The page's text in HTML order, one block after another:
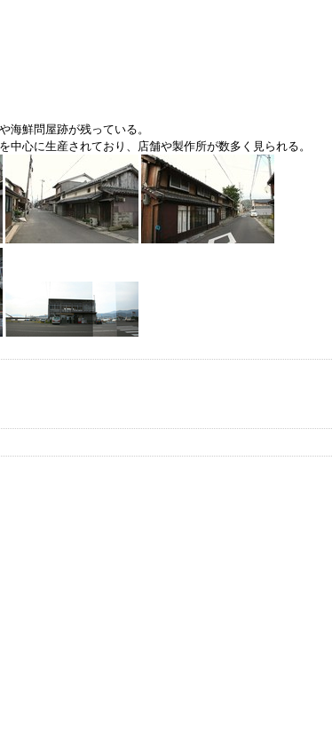
鮮問屋跡が残っている。
心に生産されており、店舗や製作所が数多く見られる。